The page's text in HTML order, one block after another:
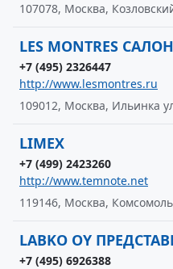
107078, Москва,
LES MONTRES САЛОН
+7 (495) 2326447
http://www.lesmontres.ru
109012, Москва, Ильинка
LIMEX
+7 (499) 2423260
http://www.temnote.net
119146, Москва,
LABKO OY
+7 (495) 6926388